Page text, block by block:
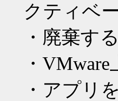
クティベ
・廃棄す
・
・アプリ